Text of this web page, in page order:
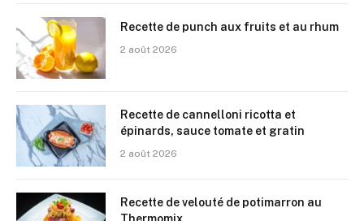
Recette de punch aux fruits et au rhum
2 août 2026
Recette de cannelloni ricotta et
épinards, sauce tomate et gratin
2 août 2026
Recette de velouté de potimarron au